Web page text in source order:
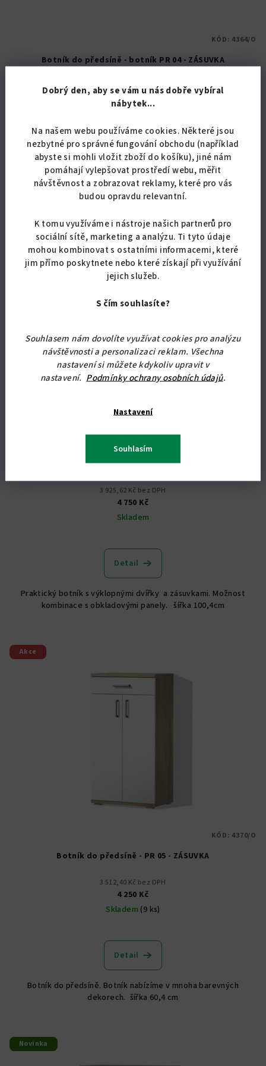
Dobrý den, aby se vám u nás dobře vybíral
nábytek...
Na našem webu používáme cookies. Některé jsou
nezbytné pro správné fungování obchodu (například
abyste si mohli vložit zboží do košíku), jiné nám
pomáhají vylepšovat prostředí webu, měřit
návštěvnost a zobrazovat reklamy, které pro vás
budou opravdu relevantní.
K tomu využíváme i nástroje našich partnerů pro
sociální sítě, marketing a analýzu. Ti tyto údaje
mohou kombinovat s ostatními informacemi, které
jim přímo poskytnete nebo které získají při využívání
jejich služeb.
S čím souhlasíte?
Souhlasem nám dovolíte využívat cookies pro analýzu
návštěvnosti a personalizaci reklam. Všechna
nastavení si můžete kdykoliv upravit v
nastavení. Podmínky ochrany osobních údajů.
Nastavení
Souhlasím
Botník do předsíně - botník PR 04 - ZÁSUVKA
4 504,13 Kč bez DPH
5 450 Kč
Průměrné
hodnocení
produktu
je
5,0
z
Detail
Botník do předsíně se zásuvkou. Botník nabízíme v mnoha
barevných dekorech. Možnost kombinace s obkladovými panely.
KÓD: 4364/O
Botník do předsíně - botník PR 12 - ZÁSUVKY
3 925,62 Kč bez DPH
4 750 Kč
Skladem
Detail
Praktický botník s výklopnými dvířky a zásuvkami. Možnost
kombinace s obkladovými panely. šířka 100,4cm
Akce
Botník do předsíně - PR 05 - ZÁSUVKA
3 512,40 Kč bez DPH
4 250 Kč
Skladem (9 ks)
Detail
Botník do předsíně. Botník nabízíme v mnoha barevných
dekorech. šířka 60,4 cm
KÓD: 4370/O
Novinka